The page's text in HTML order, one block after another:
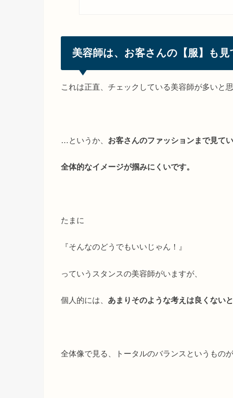
美容師は、お客さんの【服】も見
これは正直、チェックしている美容師が多いと思
…というか、 お客さんのファッションまで見て
全体的なイメージが掴みにくいです。
たまに
『そんなのどうでもいいじゃん！』
っていうスタンスの美容師がいますが、
個人的には、 あまりそのような考えは良くないと
全体像で見る、トータルのバランスというもの